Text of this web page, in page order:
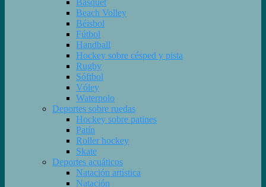
Básquet
Beach Volley
Béisbol
Fútbol
Handball
Hockey sobre césped y pista
Rugby
Sóftbol
Vóley
Waterpolo
Deportes sobre ruedas
Hockey sobre patines
Patín
Roller hockey
Skate
Deportes acuáticos
Natación artística
Natación